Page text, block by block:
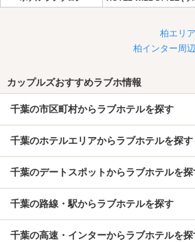
柏エリ
柏インター周
カップルズおすすめラブホ情報
千葉の市区町村からラブホテルを探す
千葉のホテルエリアからラブホテルを探す
千葉のデートスポットからラブホテルを探
千葉の路線・駅からラブホテルを探す
千葉の高速・インターからラブホテルを探